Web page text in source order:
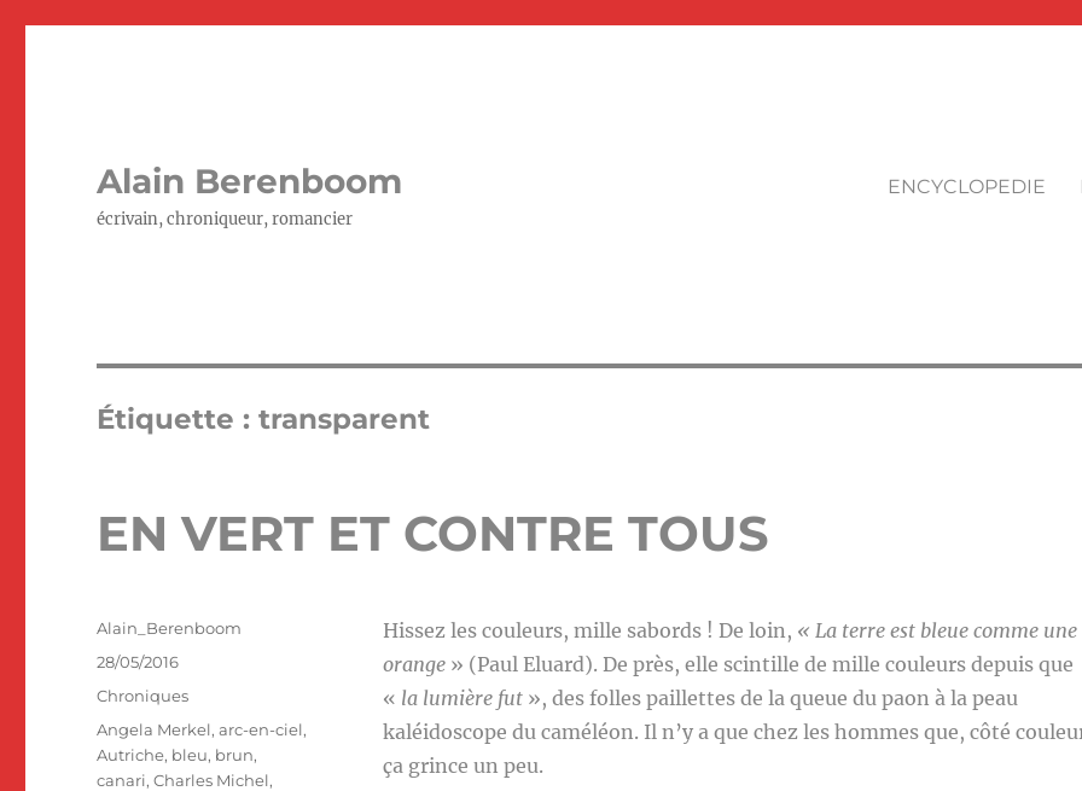
Alain Berenboom
écrivain, chroniqueur, romancier
ENCYCLOPEDIE
Étiquette :transparent
EN VERT ET CONTRE TOUS
Hissez les couleurs, mille sabords ! De loin, « La terre est bleue comme une
orange» (Paul Eluard). De près, elle scintille de mille couleurs depuis que
« la lumière fut», des folles paillettes de la queue du paon à la peau
kaléidoscope du caméléon. Il n’y a que chez les hommes que, côté
ça grince un peu.
Auteur
Alain_Berenboom
Publié
le
28/05/2016
Catégories
Chroniques
Étiquettes
Angela Merkel,arc-en-ciel,
Autriche, bleu, brun,
canari,Charles Michel,